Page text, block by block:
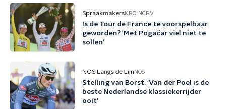
SpraakmakersKRO-NCRV
Is de Tour de France te voorspelbaar
geworden? 'Met Pogačar viel niet te
sollen'
NOS Langs de Lijn NOS
Stelling van Borst: 'Van der Poel is de
beste Nederlandse klassiekerrijder
ooit'